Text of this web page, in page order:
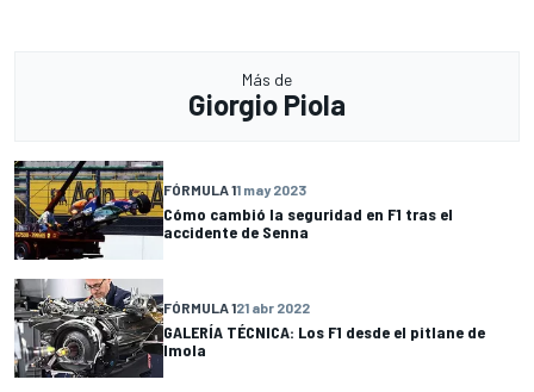
Más de
Giorgio Piola
FÓRMULA 11 may 2023
Cómo cambió la seguridad en F1 tras el
accidente de Senna
FÓRMULA 121 abr 2022
GALERÍA TÉCNICA: Los F1 desde el pitlane de
Imola